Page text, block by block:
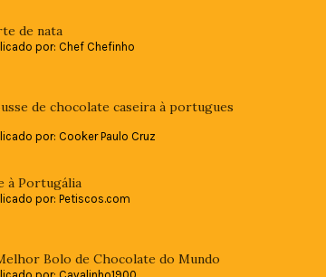
de nata
por: Chef Chefinho
de chocolate caseira à portugues
por: Cooker Paulo Cruz
à Portugália
por: Petiscos.com
Bolo de Chocolate do Mundo